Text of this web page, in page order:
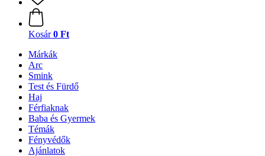
Kosár 0 Ft
Márkák
Arc
Smink
Test és Fürdő
Haj
Férfiaknak
Baba és Gyermek
Témák
Fényvédők
Ajánlatok